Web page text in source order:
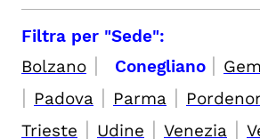
Filtra per "Sede":
Bolzano | Conegliano |
| Padova | Parma |
Trieste | Udine | Venezia |